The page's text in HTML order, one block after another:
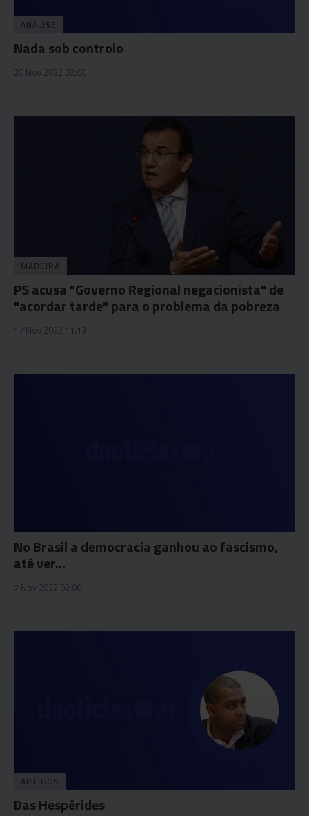
ANÁLISE
Nada sob controlo
20 Nov 2022 02:00
MADEIRA
PS acusa "Governo Regional negacionista" de
"acordar tarde" para o problema da pobreza
17 Nov 2022 11:13
No Brasil a democracia ganhou ao fascismo,
até ver...
7 Nov 2022 02:00
ARTIGOS
Das Hespérides